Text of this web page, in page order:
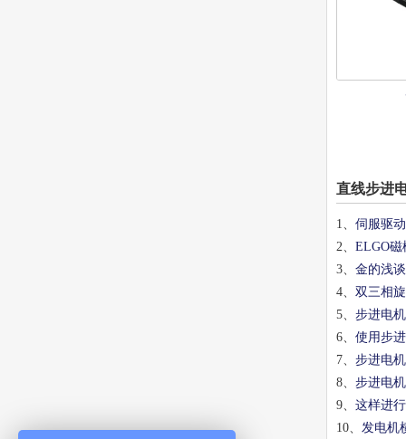
直线步进
1、 伺服驱
2、 ELGO磁
3、 金的浅
4、 双三相
5、 步进电
6、 使用步
7、 步进电
8、 步进电
9、 这样进
10、 发电机